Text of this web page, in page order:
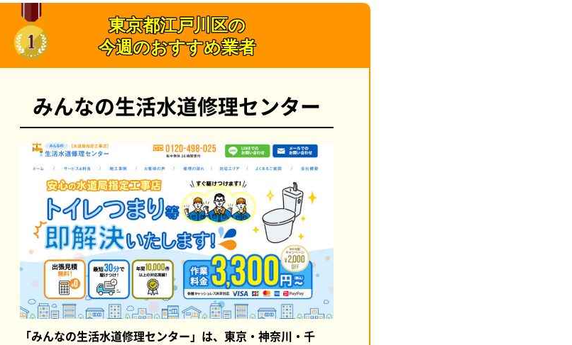
東京都江戸川区の
今週のおすすめ業者
みんなの生活水道修理センター
「みんなの生活水道修理センター」は、東京・神奈川・千